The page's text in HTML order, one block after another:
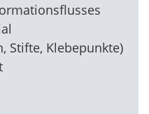
Stifte, Klebepunkte)